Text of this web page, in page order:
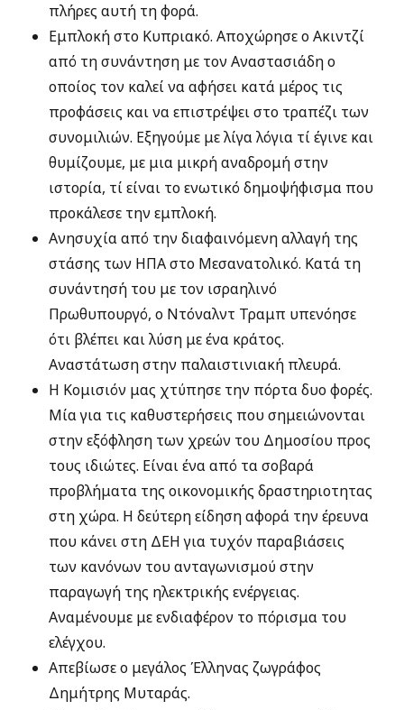
πλήρες αυτή τη φορά.
Εμπλοκή στο Κυπριακό. Αποχώρησε ο Ακιντζί
από τη συνάντηση με τον Αναστασιάδη ο
οποίος τον καλεί να αφήσει κατά μέρος τις
προφάσεις και να επιστρέψει στο τραπέζι των
συνομιλιών. Εξηγούμε με λίγα λόγια τί έγινε και
θυμίζουμε, με μια μικρή αναδρομή στην
ιστορία, τί είναι το ενωτικό δημοψήφισμα που
προκάλεσε την εμπλοκή.
Ανησυχία από την διαφαινόμενη αλλαγή της
στάσης των ΗΠΑ στο Μεσανατολικό. Κατά τη
συνάντησή του με τον ισραηλινό
Πρωθυπουργό, ο Ντόναλντ Τραμπ υπενόησε
ότι βλέπει και λύση με ένα κράτος.
Αναστάτωση στην παλαιστινιακή πλευρά.
Η Κομισιόν μας χτύπησε την πόρτα δυο φορές.
Μία για τις καθυστερήσεις που σημειώνονται
στην εξόφληση των χρεών του Δημοσίου προς
τους ιδιώτες. Είναι ένα από τα σοβαρά
προβλήματα της οικονομικής δραστηριοτητας
στη χώρα. Η δεύτερη είδηση αφορά την έρευνα
που κάνει στη ΔΕΗ για τυχόν παραβιάσεις
των κανόνων του ανταγωνισμού στην
παραγωγή της ηλεκτρικής ενέργειας.
Αναμένουμε με ενδιαφέρον το πόρισμα του
ελέγχου.
Απεβίωσε ο μεγάλος Έλληνας ζωγράφος
Δημήτρης Μυταράς.